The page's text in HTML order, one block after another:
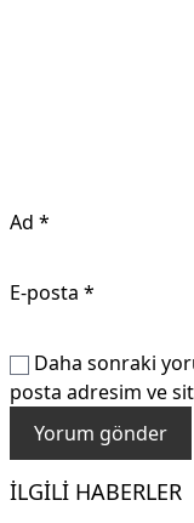
Ad *
E-posta *
Daha sonraki
posta adresim ve
İLGILI HABERLER